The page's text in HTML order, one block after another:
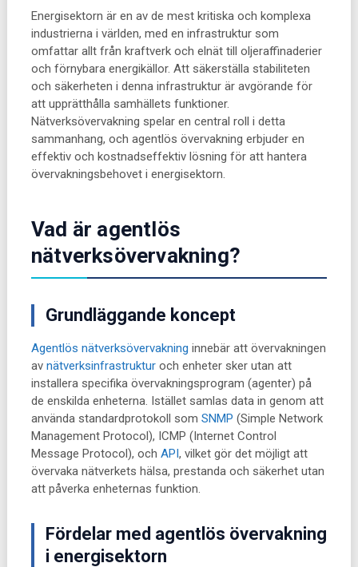
Energisektorn är en av de mest kritiska och komplexa
industrierna i världen, med en infrastruktur som
omfattar allt från kraftverk och elnät till oljeraffinaderier
och förnybara energikällor. Att säkerställa stabiliteten
och säkerheten i denna infrastruktur är avgörande för
att upprätthålla samhällets funktioner.
Nätverksövervakning spelar en central roll i detta
sammanhang, och agentlös övervakning erbjuder en
effektiv och kostnadseffektiv lösning för att hantera
övervakningsbehovet i energisektorn.
Vad är agentlös
nätverksövervakning?
Grundläggande koncept
Agentlös nätverksövervakning innebär att övervakningen
av nätverksinfrastrukturoch enheter sker utan att
installera specifika övervakningsprogram (agenter) på
de enskilda enheterna. Istället samlas data in genom att
använda standardprotokoll som SNMP (Simple Network
Management Protocol), ICMP (Internet Control
Message Protocol), och API, vilket gör det möjligt att
övervaka nätverkets hälsa, prestanda och säkerhet utan
att påverka enheternas funktion.
Fördelar med agentlös övervakning
i energisektorn